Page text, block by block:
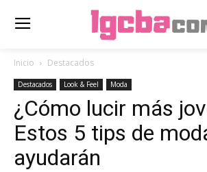
Inicio Destacados
Destacados Look & Feel Moda
¿Cómo lucir más
Estos 5 tips de
ayudarán